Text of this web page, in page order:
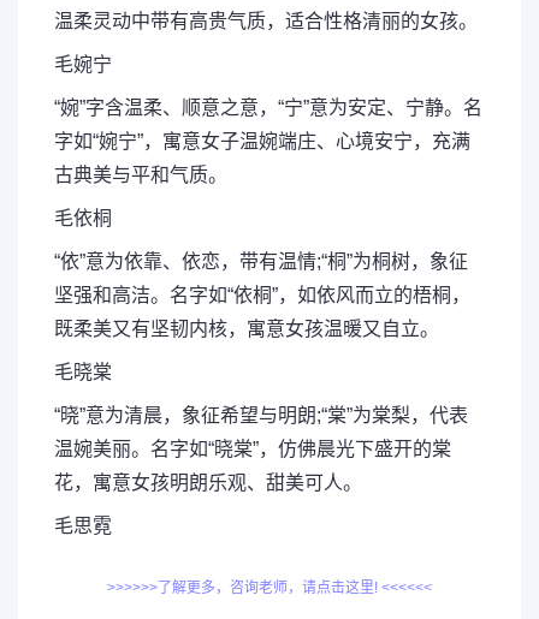
温柔灵动中带有高贵气质，适合性格清丽的女孩。
毛婉宁
“婉”字含温柔、顺意之意，“宁”意为安定、宁静。名
字如“婉宁”，寓意女子温婉端庄、心境安宁，充满
古典美与平和气质。
毛依桐
“依”意为依靠、依恋，带有温情;“桐”为桐树，象征
坚强和高洁。名字如“依桐”，如依风而立的梧桐，
既柔美又有坚韧内核，寓意女孩温暖又自立。
毛晓棠
“晓”意为清晨，象征希望与明朗;“棠”为棠梨，代表
温婉美丽。名字如“晓棠”，仿佛晨光下盛开的棠
花，寓意女孩明朗乐观、甜美可人。
毛思霓
>>>>>>了解更多，咨询老师，请点击这里! <<<<<<